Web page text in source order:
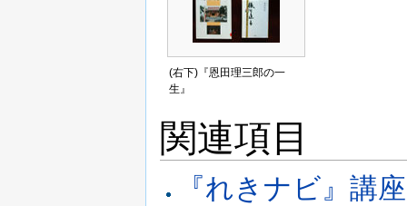
(右下)『恩田理三郎の一
生』
関連項目
『れきナビ』講